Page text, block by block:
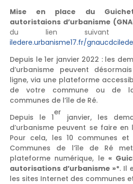
Mise en place du
autoristaions d’urbanisme
du lien
iledere.urbanisme17.fr/
Depuis le 1er janvier 2022 : les
d’urbanisme peuvent
ligne, via une plateforme
de votre commune ou de
communes de l’île de Ré.
Depuis le 1
er
janvier, les
d’urbanisme peuvent se faire
Pour cela, les 10 communes
Communes de l’île de Ré
plateforme numérique, le «
autorisations d’urbanisme »*. Il
les sites Internet des communes